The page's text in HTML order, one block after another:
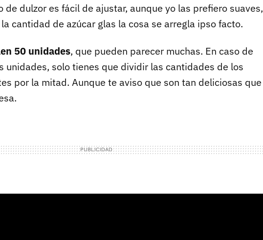
de dulzor es fácil de ajustar, aunque yo las prefiero suaves,
cantidad de azúcar glas la cosa se arregla ipso facto.
50 unidades, que pueden parecer muchas. En caso de
unidades, solo tienes que dividir las cantidades de los
por la mitad. Aunque te aviso que son tan deliciosas que